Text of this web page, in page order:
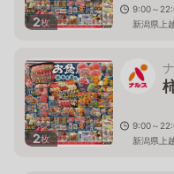
2枚
9:00～
新潟県上
2枚
9:00～
新潟県上